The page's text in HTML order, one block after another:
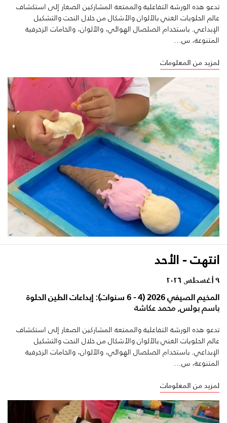
تدعو هذه الورشة التفاعلية والممتعة المشاركين الصغار إلى استكشاف
عالم الحلويات الغني بالألوان والأشكال من خلال النحت والتشكيل
الإبداعي. باستخدام الصلصال الهوائي، والألوان، والخامات الزخرفية
المتنوعة، س...
لمزيد من المعلومات
انتهت - الأحد
٩ أغسطس ٢٠٢٦
المخيم الصيفي 2026 (4 - 6 سنوات): إبداعات الطين الحلوة
باسم بولس, محمد عكاشة
تدعو هذه الورشة التفاعلية والممتعة المشاركين الصغار إلى استكشاف
عالم الحلويات الغني بالألوان والأشكال من خلال النحت والتشكيل
الإبداعي. باستخدام الصلصال الهوائي، والألوان، والخامات الزخرفية
المتنوعة، س...
لمزيد من المعلومات